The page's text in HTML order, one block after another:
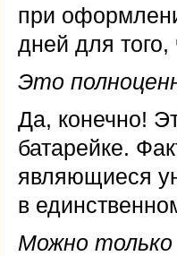
при
дней для
Это
Да, конечно!
батарейке.
являющиеся
в
Можно